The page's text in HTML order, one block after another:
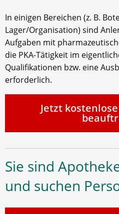
In einigen Bereichen (z. B.
Lager/Organisation) sind
Aufgaben mit
die PKA-Tätigkeit im
Qualifikationen bzw. eine
erforderlich.
Jetzt
Sie sind
und suchen